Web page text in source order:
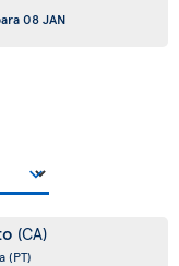
08 JAN
(CA)
(PT)